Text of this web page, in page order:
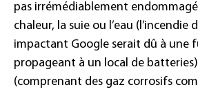
pas irrémédiablement
chaleur, la suie ou l’eau (l’incendie
impactant Google serait dû à une
propageant à un local de
(comprenant des gaz corrosifs